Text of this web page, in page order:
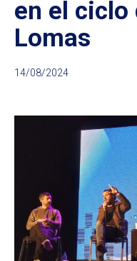
en el ciclo
Lomas
14/08/2024